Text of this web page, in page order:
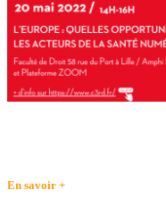
En savoir +